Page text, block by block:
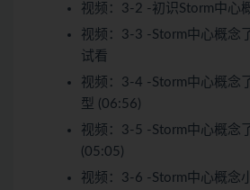
视频： 3-2 -初识Storm中心
视频： 3-3 -Storm中心概念
试看
视频： 3-4 -Storm中心概念
型 (06:56)
视频： 3-5 -Storm中心概念
(05:05)
视频： 3-6 -Storm中心概念